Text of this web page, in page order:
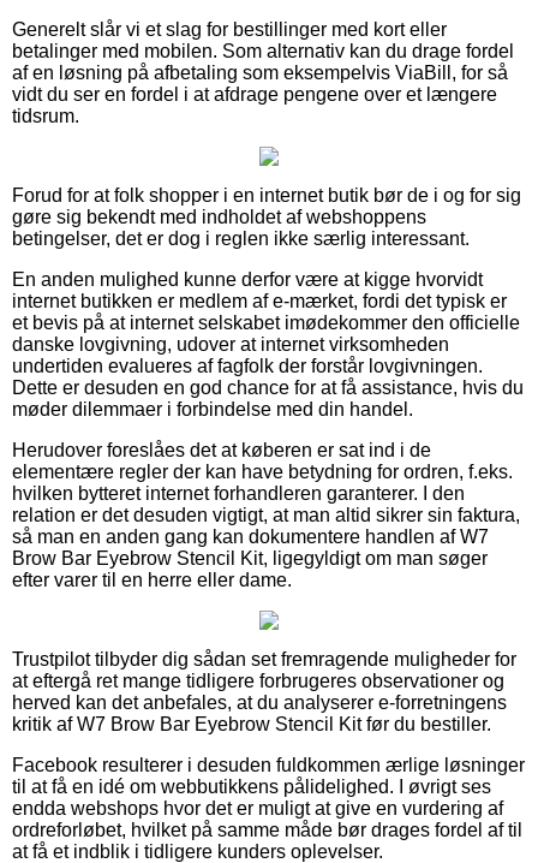
Generelt slår vi et slag for bestillinger med kort eller
betalinger med mobilen. Som alternativ kan du drage fordel
af en løsning på afbetaling som eksempelvis ViaBill, for så
vidt du ser en fordel i at afdrage pengene over et længere
tidsrum.
Forud for at folk shopper i en internet butik bør de i og for sig
gøre sig bekendt med indholdet af webshoppens
betingelser, det er dog i reglen ikke særlig interessant.
En anden mulighed kunne derfor være at kigge hvorvidt
internet butikken er medlem af e-mærket, fordi det typisk er
et bevis på at internet selskabet imødekommer den officielle
danske lovgivning, udover at internet virksomheden
undertiden evalueres af fagfolk der forstår lovgivningen.
Dette er desuden en god chance for at få assistance, hvis du
møder dilemmaer i forbindelse med din handel.
Herudover foreslåes det at køberen er sat ind i de
elementære regler der kan have betydning for ordren, f.eks.
hvilken bytteret internet forhandleren garanterer. I den
relation er det desuden vigtigt, at man altid sikrer sin faktura,
så man en anden gang kan dokumentere handlen af W7
Brow Bar Eyebrow Stencil Kit, ligegyldigt om man søger
efter varer til en herre eller dame.
Trustpilot tilbyder dig sådan set fremragende muligheder for
at eftergå ret mange tidligere forbrugeres observationer og
herved kan det anbefales, at du analyserer e-forretningens
kritik af W7 Brow Bar Eyebrow Stencil Kit før du bestiller.
Facebook resulterer i desuden fuldkommen ærlige løsninger
til at få en idé om webbutikkens pålidelighed. I øvrigt ses
endda webshops hvor det er muligt at give en vurdering af
ordreforløbet, hvilket på samme måde bør drages fordel af til
at få et indblik i tidligere kunders oplevelser.